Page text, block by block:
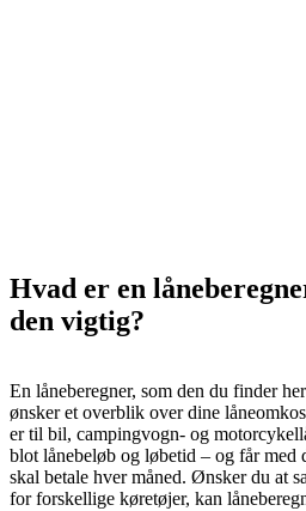
Hvad er en
den vigtig?
En låneberegner, som den du finder
ønsker et overblik over dine
er til bil, campingvogn- og
blot lånebeløb og løbetid – og får med
skal betale hver måned. Ønsker du at
for forskellige køretøjer, kan